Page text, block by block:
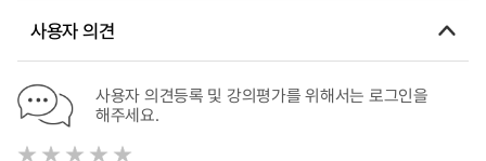
사용자 의견
사용자 의견등록 및 강의평가를 위해서는 로그인을
해주세요.